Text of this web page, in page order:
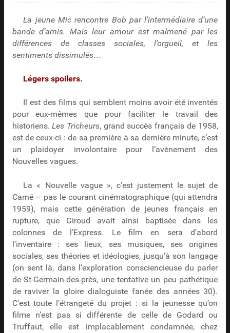
La jeune Mic rencontre Bob par l’intermédiaire d’une
bande d’amis. Mais leur amour est malmené par les
différences de classes sociales, l’orgueil, et les
sentiments dissimulés…
Légers spoilers.
Il est des films qui semblent moins avoir été inventés
pour eux-mêmes que pour faciliter le travail des
historiens.Les Tricheurs, grand succès français de 1958,
est de ceux-ci : de sa première à sa dernière minute, c’est
un plaidoyer involontaire pour l’avènement des
Nouvelles vagues.
La « Nouvelle vague », c’est justement le sujet de
Carné – pas le courant cinématographique (qui attendra
1959), mais cette génération de jeunes français en
rupture, que Giroud avait ainsi baptisée dans les
colonnes de l’Express. Le film en sera d’abord
l’inventaire : ses lieux, ses musiques, ses origines
sociales, ses théories et idéologies, jusqu’à son langage
(on sent là, dans l’exploration consciencieuse du parler
de St-Germain-des-près, une tentative un peu pathétique
de raviver la gloire dialoguiste fanée des années 30).
C’est toute l’étrangeté du projet : si la jeunesse qu’on
filme n’est pas si différente de celle de Godard ou
Truffaut, elle est implacablement condamnée, chez